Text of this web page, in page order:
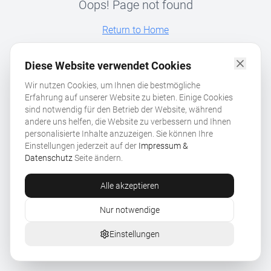
Oops! Page not found
Return to Home
Diese Website verwendet Cookies
Wir nutzen Cookies, um Ihnen die bestmögliche
Erfahrung auf unserer Website zu bieten. Einige Cookies
sind notwendig für den Betrieb der Website, während
andere uns helfen, die Website zu verbessern und Ihnen
personalisierte Inhalte anzuzeigen. Sie können Ihre
Einstellungen jederzeit auf der Impressum &
DatenschutzSeite ändern.
Alle akzeptieren
Nur notwendige
Einstellungen